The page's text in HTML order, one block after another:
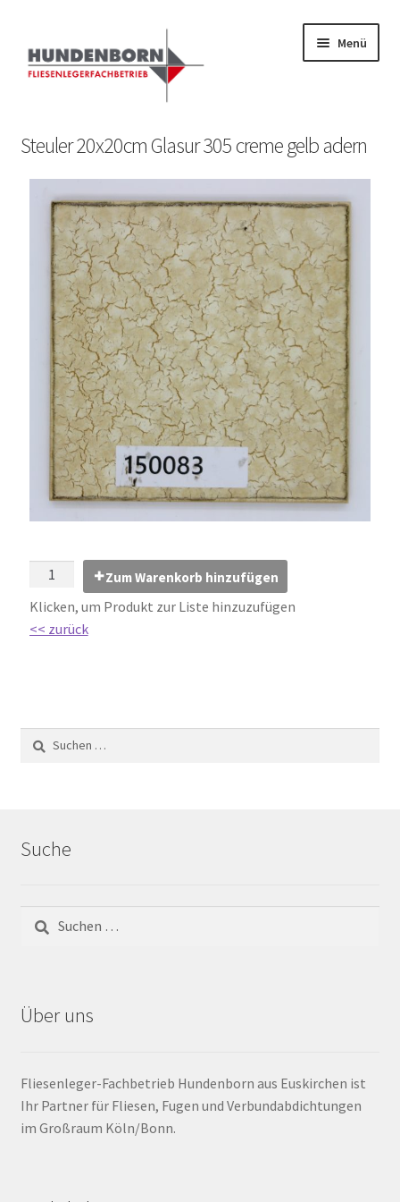
Menü
Alte Fliesen, Vintage Fliesen, Reservefliesen,
Austauschfliesen, Retrofliesen, Historische Fliesen Ankauf
und Verkauf
Anfrage senden
Fliesenkatalog
fundatek – Datenschutzhinweise
Impressum
Kontakt
Lexikon
Abdichtung von Innenräumen – DIN 18534
Abriebgruppe
Ausblühungen / Verfärbungen
Barrierefrei
Bodenheizung / Flächenheizung
Calciumsulfatestrich / Fließestrich
CM Messung
Steuler 20x20cm Glasur 305 creme gelb adern
Zum Warenkorb hinzufügen
Klicken, um Produkt zur Liste hinzuzufügen
<< zurück
Suche
Über uns
Fliesenleger-Fachbetrieb Hundenborn aus Euskirchen ist
Ihr Partner für Fliesen, Fugen und Verbundabdichtungen
im Großraum Köln/Bonn.